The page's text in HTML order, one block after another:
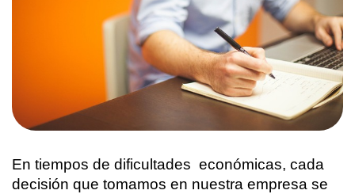
En tiempos de dificultades  económicas, cada
decisión que tomamos en nuestra empresa se